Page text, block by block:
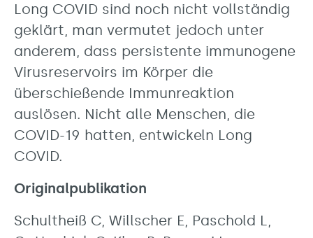
Long COVID sind noch nicht vollständig
geklärt, man vermutet jedoch unter
anderem, dass persistente immunogene
Virusreservoirs im Körper die
überschießende Immunreaktion
auslösen. Nicht alle Menschen, die
COVID-19 hatten, entwickeln Long
COVID.
Originalpublikation
Schultheiß C, Willscher E, Paschold L,